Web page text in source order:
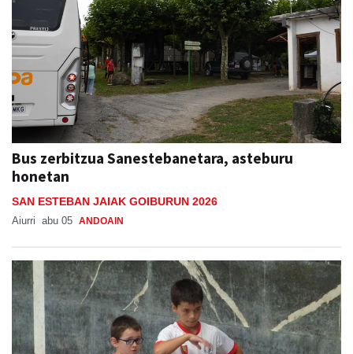
Bus zerbitzua Sanestebanetara, asteburu
honetan
SAN ESTEBAN JAIAK GOIBURUN 2026
Aiurri abu 05 ANDOAIN